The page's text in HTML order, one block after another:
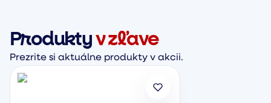
Produktyv zľave
Prezrite si aktuálne produkty v akcii.